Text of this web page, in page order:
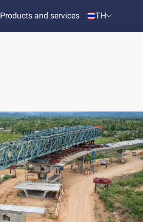
Products and services TH